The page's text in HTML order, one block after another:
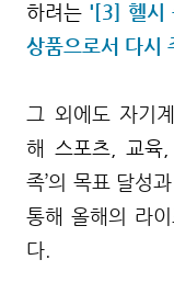
하려는 '[3] 헬시
상품으로서 다시
그 외에도 자기
해스포츠, 교육
족’의 목표 달성
통해 올해의 라
다.